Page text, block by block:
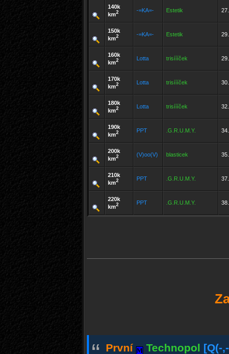
140k
km2 -=KA=- Estetik 27.
150k
km2 -=KA=- Estetik 29.
160k
km2 Lotta trisíííček 29.
170k
km2 Lotta trisíííček 30.
180k
km2 Lotta trisíííček 32.
190k
km2 PPT .G.R.U.M.Y. 34.
200k
km2 (V)oo(V) blasticek 35.
210k
km2 PPT .G.R.U.M.Y. 37.
220k
km2 PPT .G.R.U.M.Y. 38.
První Technopol [Q(-